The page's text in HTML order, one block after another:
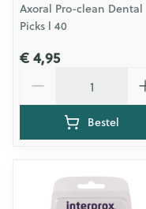
Axoral Pro-clean Dental
Picks l 40
€ 4,95
Bestel